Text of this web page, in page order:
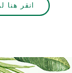
لا تتردد في الاتصال بنا اذا كانت مهتمة.
انقر هنا